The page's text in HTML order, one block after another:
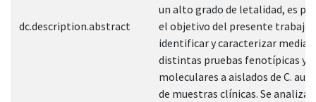
dc.description.abstract
un alto grado de letalidad, es
el objetivo del presente trabajo
identificar y caracterizar
distintas pruebas fenotípicas y
moleculares a aislados de C.
de muestras clínicas. Se